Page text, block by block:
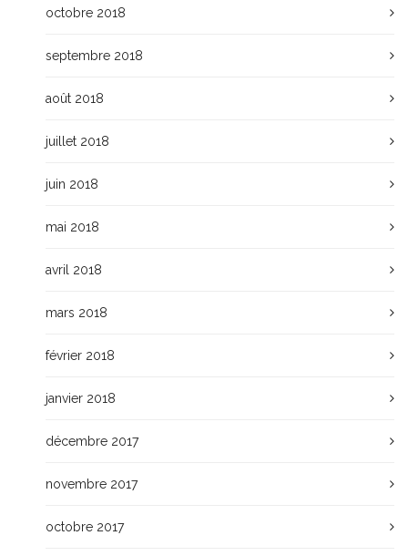
octobre 2018
septembre 2018
août 2018
juillet 2018
juin 2018
mai 2018
avril 2018
mars 2018
février 2018
janvier 2018
décembre 2017
novembre 2017
octobre 2017